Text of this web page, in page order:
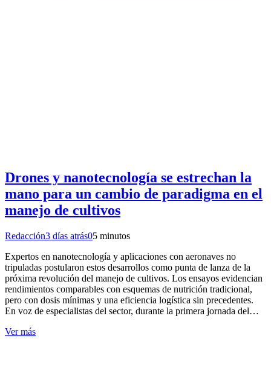
Drones y nanotecnología se estrechan la
mano para un cambio de paradigma en el
manejo de cultivos
Redacción3 días atrás05 minutos
Expertos en nanotecnología y aplicaciones con aeronaves no
tripuladas postularon estos desarrollos como punta de lanza de la
próxima revolución del manejo de cultivos. Los ensayos evidencian
rendimientos comparables con esquemas de nutrición tradicional,
pero con dosis mínimas y una eficiencia logística sin precedentes.
En voz de especialistas del sector, durante la primera jornada del…
Ver más